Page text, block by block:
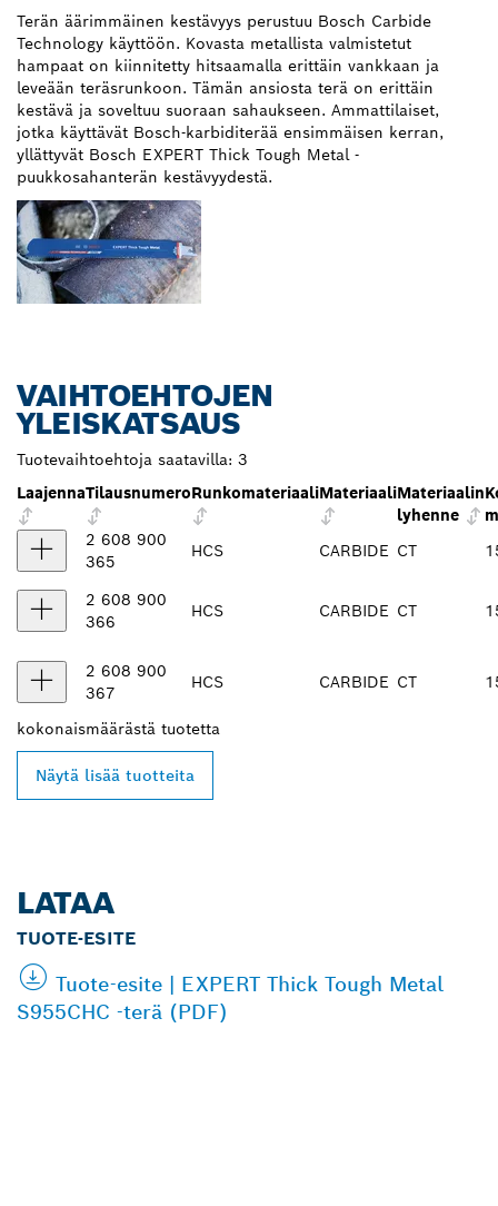
Terän äärimmäinen kestävyys perustuu Bosch Carbide
Technology käyttöön. Kovasta metallista valmistetut
hampaat on kiinnitetty hitsaamalla erittäin vankkaan ja
leveään teräsrunkoon. Tämän ansiosta terä on erittäin
kestävä ja soveltuu suoraan sahaukseen. Ammattilaiset,
jotka käyttävät Bosch-karbiditerää ensimmäisen kerran,
yllättyvät Bosch EXPERT Thick Tough Metal -
puukkosahanterän kestävyydestä.
VAIHTOEHTOJEN
YLEISKATSAUS
Tuotevaihtoehtoja saatavilla: 3
LaajennaTilausnumeroRunkomateriaaliMateriaaliMateriaalin
lyhenne
2 608 900
365
HCS CARBIDE CT
2 608 900
366
HCS CARBIDE CT
2 608 900
367
HCS CARBIDE CT
kokonaismäärästä tuotetta
Näytä lisää tuotteita
LATAA
TUOTE-ESITE
Tuote-esite | EXPERT Thick Tough Metal
S955CHC -terä (PDF)